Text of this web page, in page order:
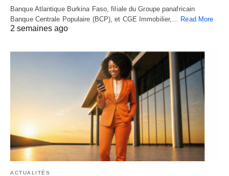
Banque Atlantique Burkina Faso, filiale du Groupe panafricain
Banque Centrale Populaire (BCP), et CGE Immobilier,…
Read More
2 semaines ago
ACTUALITÉS